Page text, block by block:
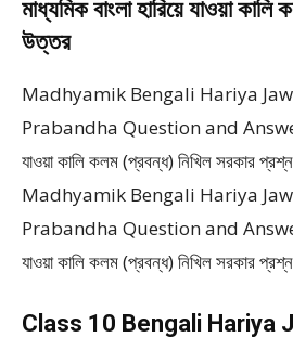
মাধ্যমিক বাংলা হারিয়ে যাওয়া
উত্তর
Madhyamik Bengali Hariya
Prabandha Question and Answer –
যাওয়া কালি কলম (প্রবন্ধ) নিখিল সরকার
Madhyamik Bengali Hariya
Prabandha Question and Answer –
যাওয়া কালি কলম (প্রবন্ধ) নিখিল সরকার
Class 10 Bengali Hariya